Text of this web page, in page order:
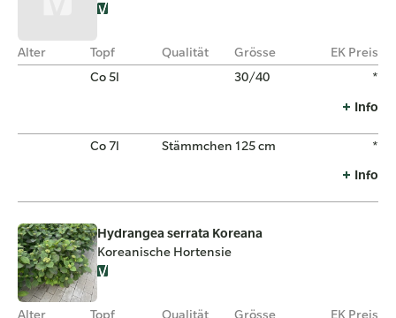
Alter Topf Qualität Grösse
EK Preis
Co 5l
30/40 *
Info
Co 7l Stämmchen 125 cm *
Info
Hydrangea serrata Koreana
Koreanische Hortensie
Alter Topf Qualität Grösse
EK Preis